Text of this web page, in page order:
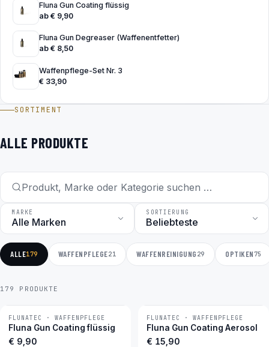
Fluna Gun Coating flüssig
ab € 9,90
Fluna Gun Degreaser (Waffenentfetter)
ab € 8,50
Waffenpflege-Set Nr. 3
€ 33,90
SORTIMENT
ALLE PRODUKTE
MARKE SORTIERUNG
ALLE179 WAFFENPFLEGE21 WAFFENREINIGUNG 29 OPTIKEN75
179 PRODUKTE
BESTSELLER
FLUNATEC · WAFFENPFLEGE
Fluna Gun Coating flüssig
€ 9,90
BESTSELLER
FLUNATEC · WAFFENPFLEGE
Fluna Gun Coating Aerosol
€ 15,90